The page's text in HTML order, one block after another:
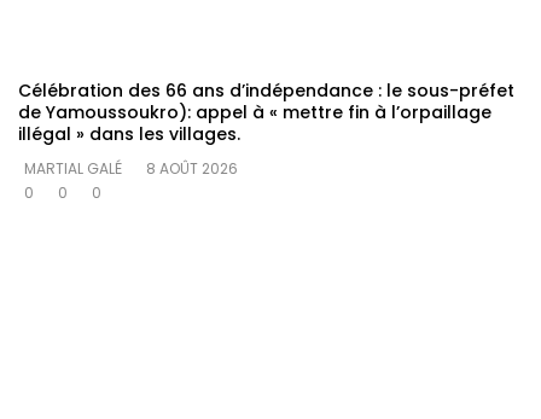
Célébration des 66 ans d’indépendance : le sous-préfet
de Yamoussoukro): appel à « mettre fin à l’orpaillage
illégal » dans les villages.
MARTIAL GALÉ
8 AOÛT 2026
0
0 0